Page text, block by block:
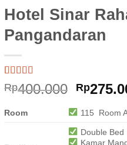
Hotel Sinar
Pangandaran
Rated5.00
out of 5
1
customer
Rp400.000
was:
Rp
Room 115 Room
Double Bed
Kamar